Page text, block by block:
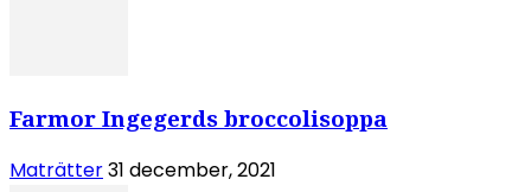
Farmor Ingegerds broccolisoppa
Maträtter31 december, 2021